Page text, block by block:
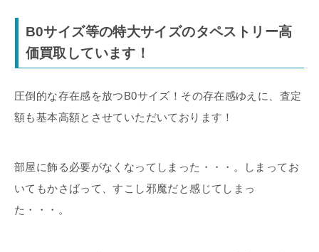
B0サイズ等の特大サイズのタペストリー高
価買取しています！
圧倒的な存在感を放つB0サイズ！その存在感ゆえに、査定
額も基本高額とさせていただいております！
部屋に飾る必要がなくなってしまった・・・。しまってお
いてもかさばって、すこし邪魔だと感じてしまっ
た・・・。